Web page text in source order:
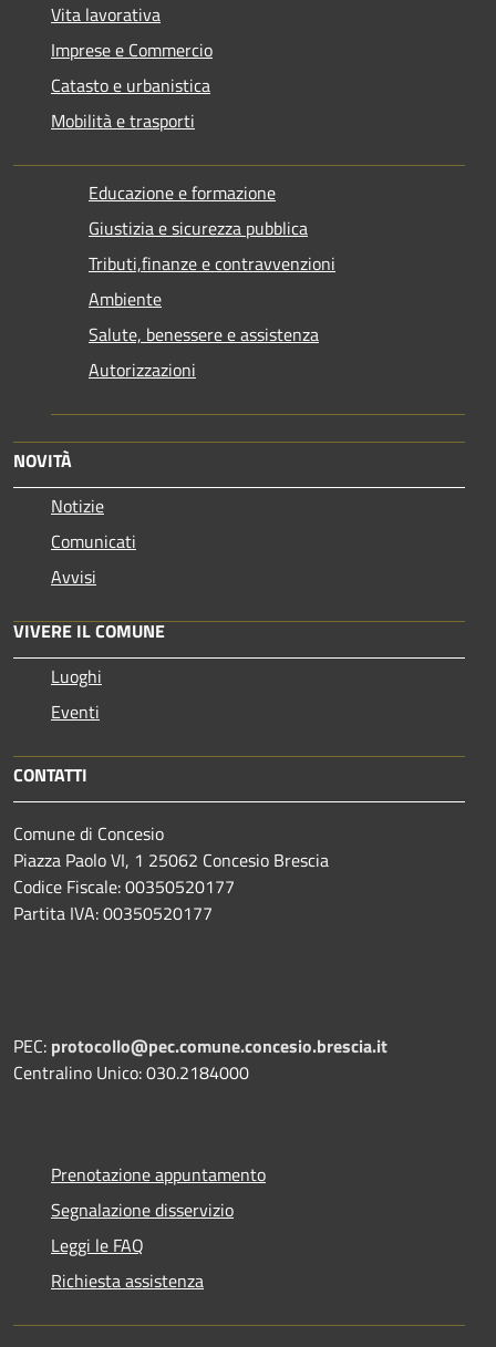
Vita lavorativa
Imprese e Commercio
Catasto e urbanistica
Mobilità e trasporti
Educazione e formazione
Giustizia e sicurezza pubblica
Tributi,finanze e contravvenzioni
Ambiente
Salute, benessere e assistenza
Autorizzazioni
NOVITÀ
Notizie
Comunicati
Avvisi
VIVERE IL COMUNE
Luoghi
Eventi
CONTATTI
Comune di Concesio
Piazza Paolo VI, 1 25062 Concesio Brescia
Codice Fiscale: 00350520177
Partita IVA: 00350520177
PEC: protocollo@pec.comune.concesio.brescia.it
Centralino Unico: 030.2184000
Prenotazione appuntamento
Segnalazione disservizio
Leggi le FAQ
Richiesta assistenza